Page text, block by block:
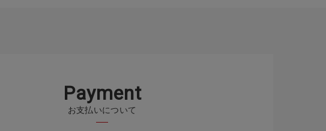
Payment
お支払いについて